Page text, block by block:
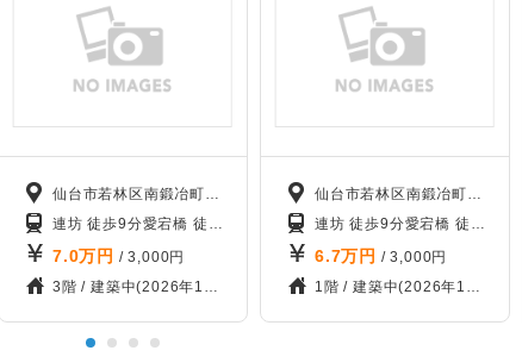
五橋 徒歩11分
仙台市若林区南鍛冶町100-1
連坊 徒歩9分愛宕橋 徒歩10分 五橋 徒歩11分
7.0万円 / 3,000円
3階 / 建築中(2026年10月)
仙台市若林区南鍛冶町100-1
連坊 徒歩9分愛宕橋 徒歩10分
6.7万円 / 3,000円
1階 / 建築中(2026年10月)